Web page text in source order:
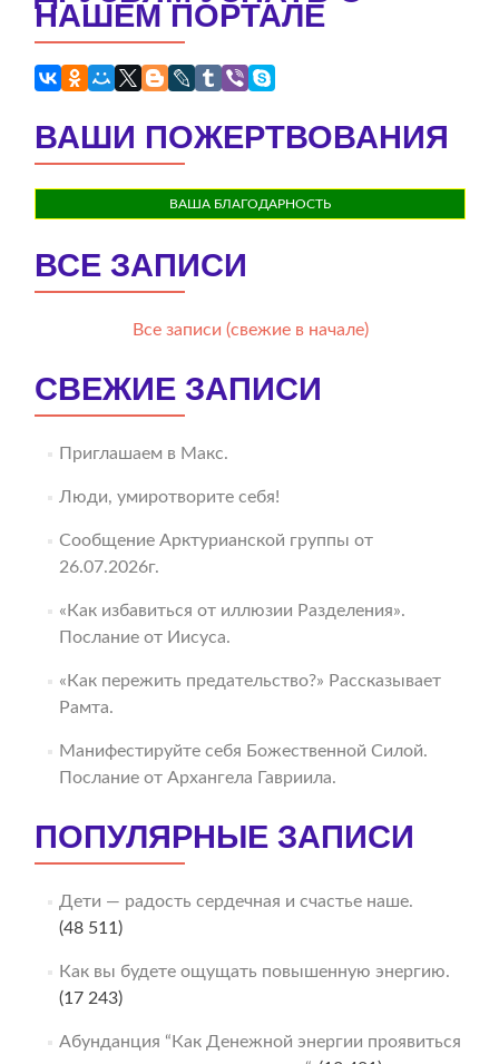
НАШЕМ ПОРТАЛЕ
ВАШИ ПОЖЕРТВОВАНИЯ
ВАША БЛАГОДАРНОСТЬ
ВСЕ ЗАПИСИ
Все записи (свежие в начале)
СВЕЖИЕ ЗАПИСИ
Приглашаем в Макс.
Люди, умиротворите себя!
Сообщение Арктурианской группы от
26.07.2026г.
«Как избавиться от иллюзии Разделения».
Послание от Иисуса.
«Как пережить предательство?» Рассказывает
Рамта.
Манифестируйте себя Божественной Силой.
Послание от Архангела Гавриила.
ПОПУЛЯРНЫЕ ЗАПИСИ
Дети — радость сердечная и счастье наше.
(48 511)
Как вы будете ощущать повышенную энергию.
(17 243)
Абунданция “Как Денежной энергии проявиться